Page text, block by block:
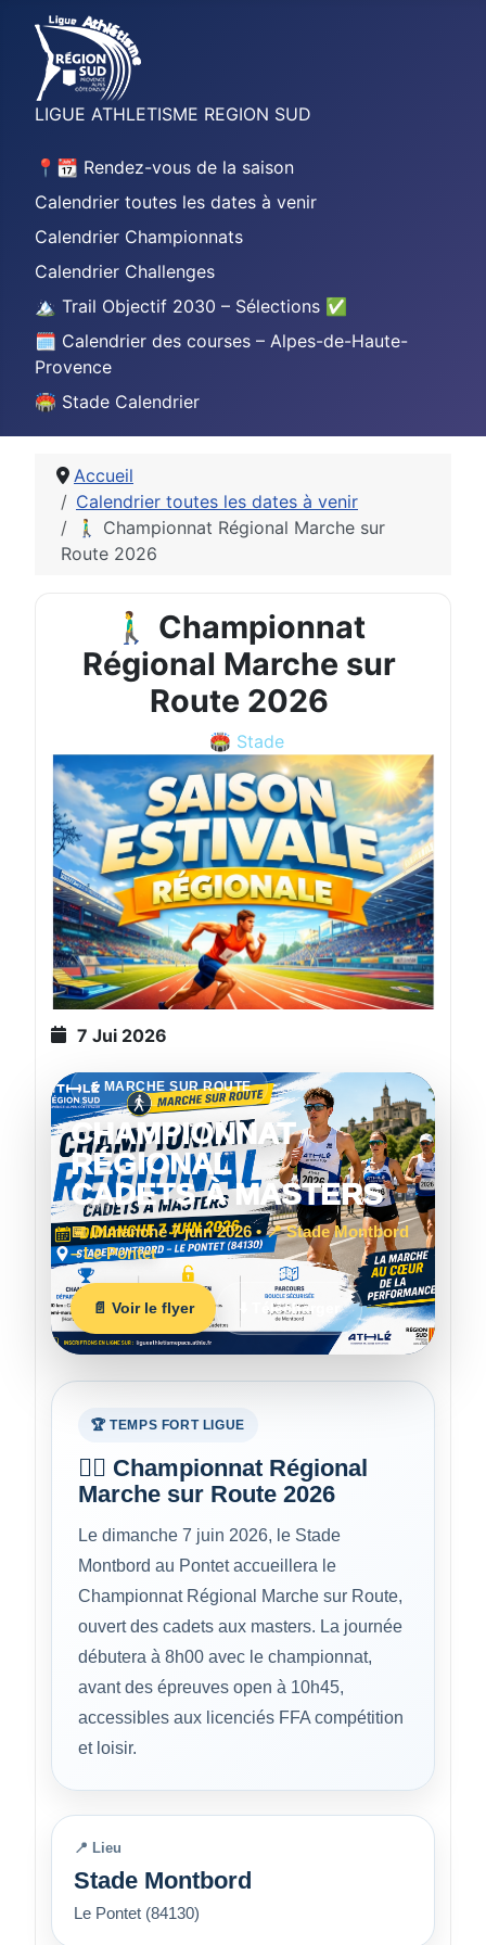
LIGUE ATHLETISME REGION SUD
📍📆 Rendez-vous de la saison
Calendrier toutes les dates à venir
Calendrier Championnats
Calendrier Challenges
🏔️ Trail Objectif 2030 – Sélections ✅
🗓️ Calendrier des courses – Alpes-de-Haute-
Provence
🏟️ Stade Calendrier
Accueil
Calendrier toutes les dates à venir
🚶‍♂️ Championnat Régional Marche sur
Route 2026
🚶‍♂️ Championnat
Régional Marche sur
Route 2026
🏟️ Stade
7 Jui 2026
🚶 MARCHE SUR ROUTE
CHAMPIONNAT
RÉGIONAL
CADETS À MASTERS
📅 Dimanche 7 juin 2026 • 📍 Stade Montbord
– Le Pontet
📄 Voir le flyer ⬇️ Télécharger
🏆 TEMPS FORT LIGUE
🚶‍♂️ Championnat Régional
Marche sur Route 2026
Le dimanche 7 juin 2026, le Stade
Montbord au Pontet accueillera le
Championnat Régional Marche sur Route,
ouvert des cadets aux masters. La journée
débutera à 8h00 avec le championnat,
avant des épreuves open à 10h45,
accessibles aux licenciés FFA compétition
et loisir.
📍 Lieu
Stade Montbord
Le Pontet (84130)